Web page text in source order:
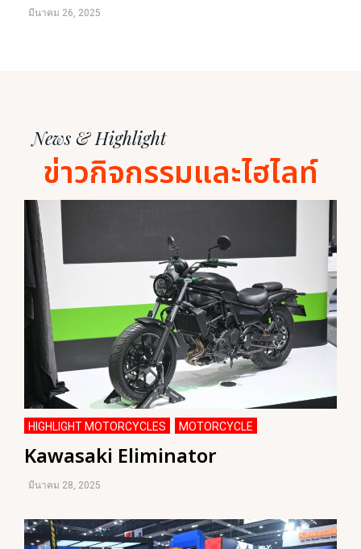
มีนาคม 26, 2025
News & Highlight
ข่าวกิจกรรมและไฮไลท์
HIGHLIGHT MOTORCYCLES MOTORCYCLE
Kawasaki Eliminator
มีนาคม 28, 2025